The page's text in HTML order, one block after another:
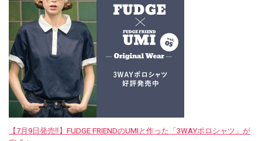
【7月9日発売‼︎】FUDGE FRIENDのUMIと作った「3WAYポロシャツ」が